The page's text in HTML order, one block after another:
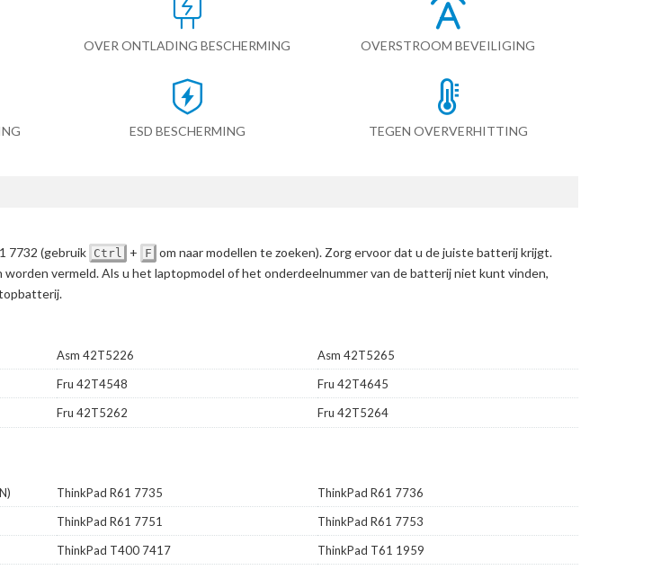
OVER ONTLADING BESCHERMING OVERSTROOM BEVEILIGING
ESD BESCHERMING TEGEN OVERVERHITTING
7732 (gebruik Ctrl + F om naar modellen te zoeken). Zorg ervoor dat u de juiste batterij krijgt.
vermeld. Als u het laptopmodel of het onderdeelnummer van de batterij niet kunt vinden,
Asm 42T5226
Asm 42T5265
Fru 42T4548
Fru 42T4645
Fru 42T5262 Fru 42T5264
ThinkPad R61 7735
ThinkPad R61 7736
ThinkPad R61 7751
ThinkPad R61 7753
ThinkPad T400 7417
ThinkPad T61 1959